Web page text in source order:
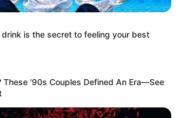
κλιμακίου από την Αθήνα
της ζημιάς.
μετατρέποντας το
σε μια δύσκολη
ανάγκασε την πόλη σε μια
is the secret to feeling your best
These '90s Couples Defined An Era—See